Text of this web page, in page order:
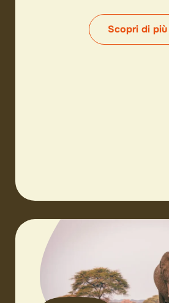
Scopri di più